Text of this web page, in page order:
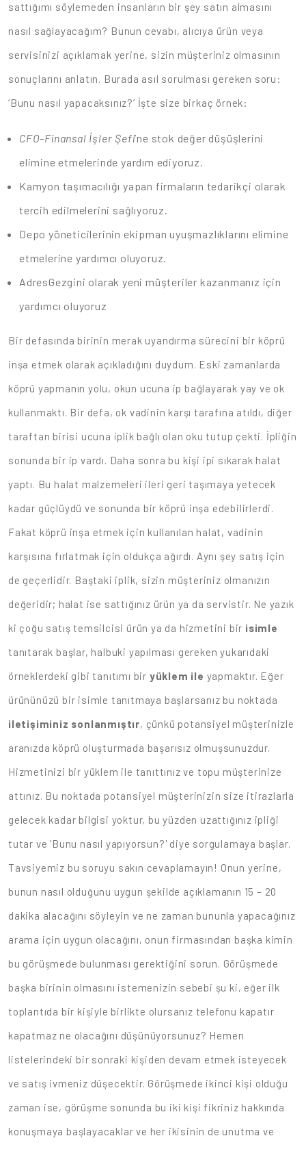
sattığımı söylemeden insanların bir şey satın almasını
nasıl sağlayacağım? Bunun cevabı, alıcıya ürün veya
servisinizi açıklamak yerine, sizin müşteriniz olmasının
sonuçlarını anlatın. Burada asıl sorulması gereken soru:
‘Bunu nasıl yapacaksınız?’ İşte size birkaç örnek:
CFO-Finansal İşler Şefi’ne stok değer düşüşlerini
elimine etmelerinde yardım ediyoruz.
Kamyon taşımacılığı yapan firmaların tedarikçi olarak
tercih edilmelerini sağlıyoruz.
Depo yöneticilerinin ekipman uyuşmazlıklarını elimine
etmelerine yardımcı oluyoruz.
AdresGezgini olarak yeni müşteriler kazanmanız için
yardımcı oluyoruz
Bir defasında birinin merak uyandırma sürecini bir köprü
inşa etmek olarak açıkladığını duydum. Eski zamanlarda
köprü yapmanın yolu, okun ucuna ip bağlayarak yay ve ok
kullanmaktı. Bir defa, ok vadinin karşı tarafına atıldı, diğer
taraftan birisi ucuna iplik bağlı olan oku tutup çekti. İpliğin
sonunda bir ip vardı. Daha sonra bu kişi ipi sıkarak halat
yaptı. Bu halat malzemeleri ileri geri taşımaya yetecek
kadar güçlüydü ve sonunda bir köprü inşa edebilirlerdi.
Fakat köprü inşa etmek için kullanılan halat, vadinin
karşısına fırlatmak için oldukça ağırdı. Aynı şey satış için
de geçerlidir. Baştaki iplik, sizin müşteriniz olmanızın
değeridir; halat ise sattığınız ürün ya da servistir. Ne yazık
ki çoğu satış temsilcisi ürün ya da hizmetini bir isimle
tanıtarak başlar, halbuki yapılması gereken yukarıdaki
örneklerdeki gibi tanıtımı bir yüklem ile yapmaktır. Eğer
ürününüzü bir isimle tanıtmaya başlarsanız bu noktada
iletişiminiz sonlanmıştır, çünkü potansiyel müşterinizle
aranızda köprü oluşturmada başarısız olmuşsunuzdur.
Hizmetinizi bir yüklem ile tanıttınız ve topu müşterinize
attınız. Bu noktada potansiyel müşterinizin size itirazlarla
gelecek kadar bilgisi yoktur, bu yüzden uzattığınız ipliği
tutar ve 'Bunu nasıl yapıyorsun?' diye sorgulamaya başlar.
Tavsiyemiz bu soruyu sakın cevaplamayın! Onun yerine,
bunun nasıl olduğunu uygun şekilde açıklamanın 15 – 20
dakika alacağını söyleyin ve ne zaman bununla yapacağınız
arama için uygun olacağını, onun firmasından başka kimin
bu görüşmede bulunması gerektiğini sorun. Görüşmede
başka birinin olmasını istemenizin sebebi şu ki, eğer ilk
toplantıda bir kişiyle birlikte olursanız telefonu kapatır
kapatmaz ne olacağını düşünüyorsunuz? Hemen
listelerindeki bir sonraki kişiden devam etmek isteyecek
ve satış ivmeniz düşecektir. Görüşmede ikinci kişi olduğu
zaman ise, görüşme sonunda bu iki kişi fikriniz hakkında
konuşmaya başlayacaklar ve her ikisinin de unutma ve